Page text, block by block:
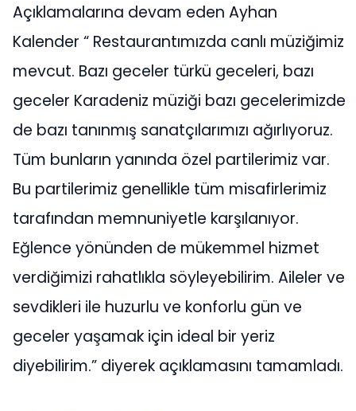
Açıklamalarına devam eden Ayhan
Kalender “ Restaurantımızda canlı müziğimiz
mevcut. Bazı geceler türkü geceleri, bazı
geceler Karadeniz müziği bazı gecelerimizde
de bazı tanınmış sanatçılarımızı ağırlıyoruz.
Tüm bunların yanında özel partilerimiz var.
Bu partilerimiz genellikle tüm misafirlerimiz
tarafından memnuniyetle karşılanıyor.
Eğlence yönünden de mükemmel hizmet
verdiğimizi rahatlıkla söyleyebilirim. Aileler ve
sevdikleri ile huzurlu ve konforlu gün ve
geceler yaşamak için ideal bir yeriz
diyebilirim.” diyerek açıklamasını tamamladı.